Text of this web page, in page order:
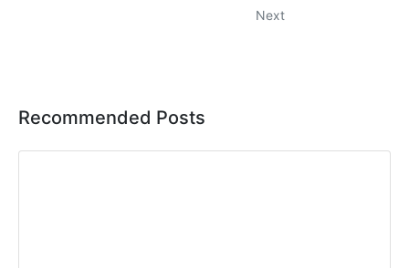
Next
Recommended Posts